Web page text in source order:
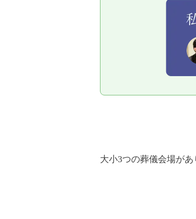
大小3つの葬儀会場が